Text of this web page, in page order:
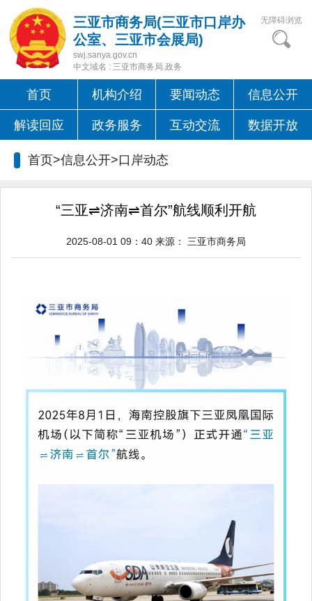
三亚市商务局(三亚市口岸办
公室、三亚市会展局)
swj.sanya.gov.cn
中文域名 : 三亚市商务局.政务
无障碍浏览
首页 机构介绍 要闻动态 信息公开
解读回应 政务服务 互动交流 数据开放
首页>信息公开>口岸动态
“三亚⇌济南⇌首尔”航线顺利开航
2025-08-01 09：40 来源： 三亚市商务局